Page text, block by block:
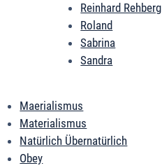
Reinhard Rehberg
Roland
Sabrina
Sandra
Maerialismus
Materialismus
Natürlich Übernatürlich
Obey